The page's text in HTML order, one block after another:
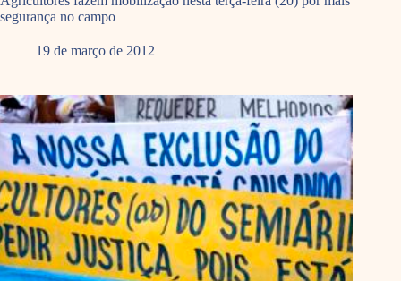
segurança no campo
19 de março de 2012